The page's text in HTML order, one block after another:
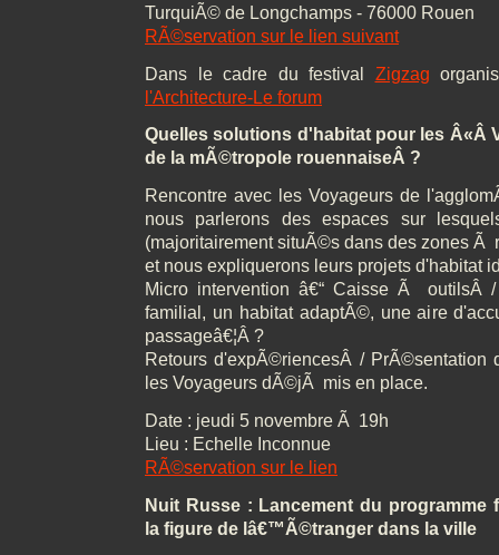
TurquiÃ© de Longchamps - 76000 Rouen
RÃ©servation sur le lien suivant
Dans le cadre du festival Zigzag
l'Architecture-Le forum
Quelles solutions d'habitat pour les Â«Â
de la mÃ©tropole rouennaiseÂ ?
Rencontre avec les Voyageurs de
nous parlerons des espaces sur
(majoritairement situÃ©s dans des zones Ã
et nous expliquerons leurs projets d'habitat
Micro intervention â€“ Caisse Ã outilsÂ
familial, un habitat adaptÃ©, une aire
passageâ€¦Â ?
Retours d'expÃ©riencesÂ / PrÃ©sentation
les Voyageurs dÃ©jÃ mis en place.
Date : jeudi 5 novembre Ã 19h
Lieu : Echelle Inconnue
RÃ©servation sur le lien
Nuit Russe : Lancement du programme
la figure de lâ€™Ã©tranger dans la ville